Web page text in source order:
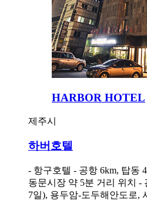
HARBOR HOTEL
제주시
하버호텔
- 항구호텔 - 공항 6km, 탑동
동문시장 약 5분 거리 위치 -
7일), 용두암-도두해안도로,